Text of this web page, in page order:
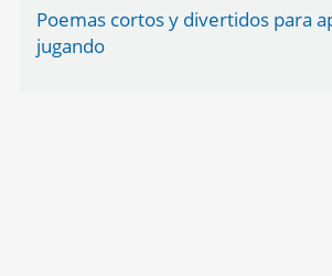
Poemas cortos y divertidos para
jugando